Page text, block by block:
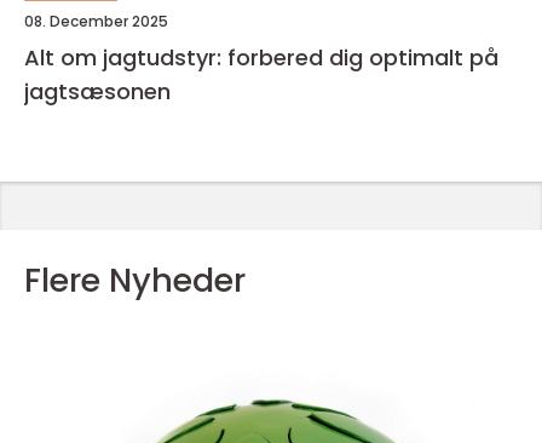
08. December 2025
Alt om jagtudstyr: forbered dig optimalt på
jagtsæsonen
Flere Nyheder